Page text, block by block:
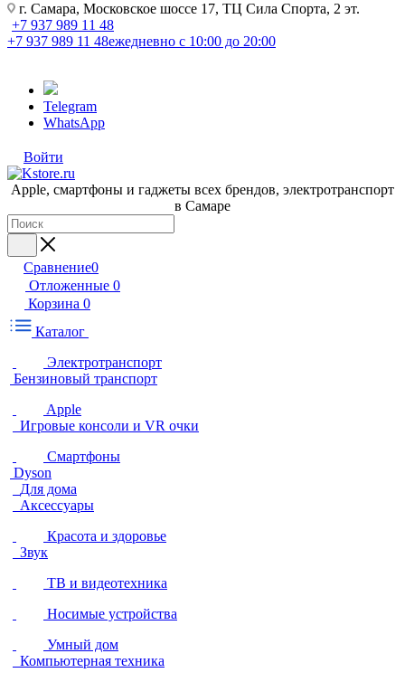
г. Самара, Московское шоссе 17, ТЦ Сила Спорта, 2 эт.
+7 937 989 11 48
+7 937 989 11 48ежедневно с 10:00 до 20:00
Telegram
WhatsApp
Войти
Apple, cмартфоны и гаджеты всех брендов, электротранспорт
в Самаре
Сравнение0
Отложенные 0
Корзина 0
Каталог
Электротранспорт
Бензиновый транспорт
Apple
Игровые консоли и VR очки
Смартфоны
Dyson
Для дома
Аксессуары
Красота и здоровье
Звук
ТВ и видеотехника
Носимые устройства
Умный дом
Компьютерная техника